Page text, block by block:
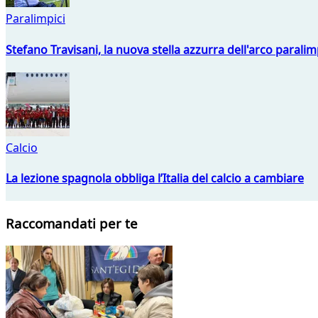
Paralimpici
Stefano Travisani, la nuova stella azzurra dell'arco
Calcio
La lezione spagnola obbliga l’Italia del calcio a cambiare
Raccomandati per te